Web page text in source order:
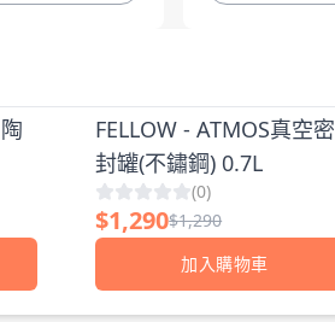
FELLOW - ATMOS真空密
封罐(不鏽鋼) 0.7L
(0)
$1,290$1,290
加入購物車